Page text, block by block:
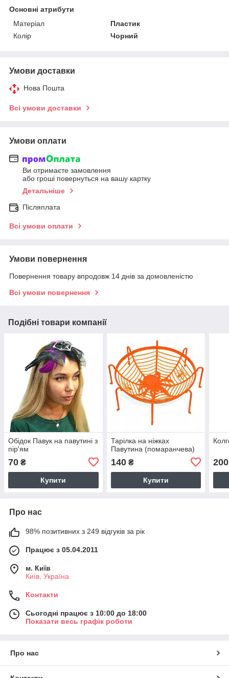
Основні атрибути
Матеріал
Пластик
Колір
Чорний
Умови доставки
Нова Пошта
Всі умови доставки
Умови оплати
Ви отримаєте замовлення
або гроші повернуться на вашу картку
Детальніше
Післяплата
Всі умови оплати
Умови повернення
Повернення товару впродовж 14 днів за домовленістю
Всі умови повернення
Подібні товари компанії
Обідок Павук на павутині з
пір'ям
70 ₴
Купити
Тарілка на ніжках
Павутина (помаранчева)
140₴
Купити
200
Про нас
98% позитивних з 249 відгуків за рік
Працює з 05.04.2011
м. Київ
Київ, Україна
Контакти
Сьогодні працює з 10:00 до 18:00
Показати весь графік роботи
Про нас